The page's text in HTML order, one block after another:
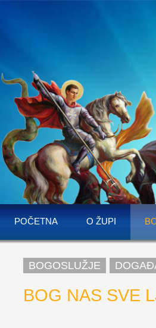
POČETNA O ŽUPI
BOGOSLUŽJE
BOG NAS SVE